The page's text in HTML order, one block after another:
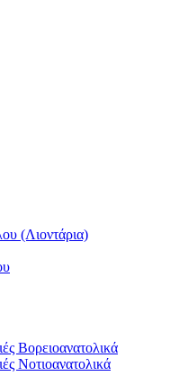
(Λιοντάρια)
Βορειοανατολικά
Νοτιοανατολικά